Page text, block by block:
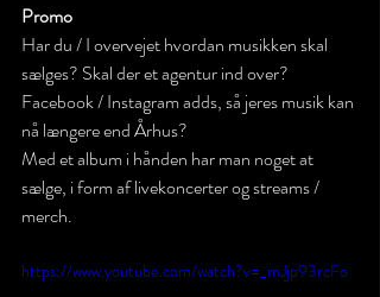
Promo
Har du / I overvejet hvordan musikken skal
sælges? Skal der et agentur ind over?
Facebook / Instagram adds, så jeres musik kan
nå længere end Århus?
Med et album i hånden har man noget at
sælge, i form af livekoncerter og streams /
merch.
https://www.youtube.com/watch?v=_mJjp93rcFo